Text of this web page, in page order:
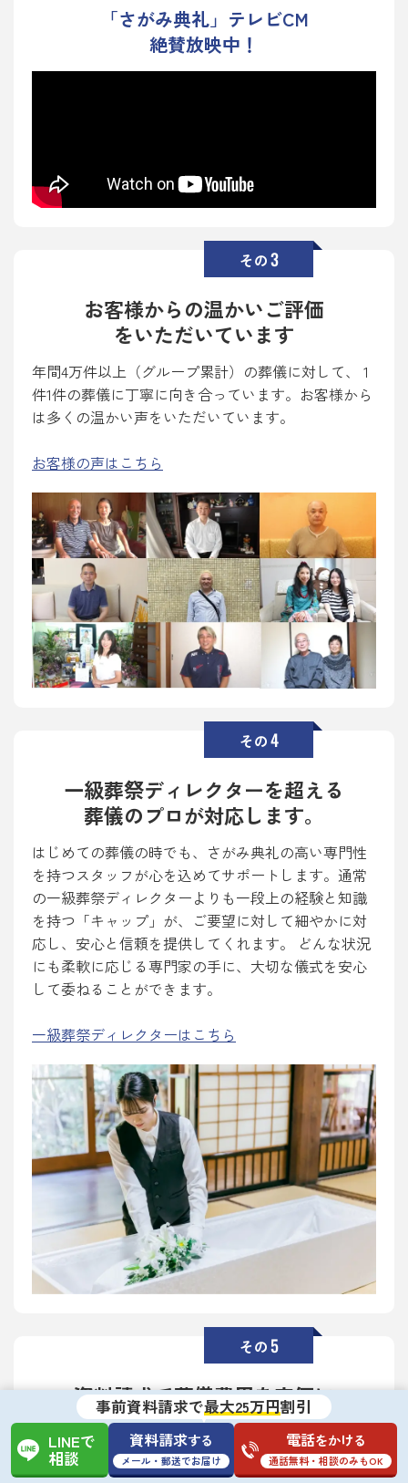
「さがみ典礼」テレビCM
絶賛放映中！
その3
お客様からの温かいご評価
をいただいています
年間4万件以上（グループ累計）の葬儀に対して、 1
件1件の葬儀に丁寧に向き合っています。お客様から
は多くの温かい声をいただいています。
お客様の声はこちら
その4
一級葬祭ディレクターを超える
葬儀のプロが対応します。
はじめての葬儀の時でも、さがみ典礼の高い専門性
を持つスタッフが心を込めてサポートします。通常
の一級葬祭ディレクターよりも一段上の経験と知識
を持つ「キャップ」が、ご要望に対して細やかに対
応し、安心と信頼を提供してくれます。 どんな状況
にも柔軟に応じる専門家の手に、大切な儀式を安心
して委ねることができます。
一級葬祭ディレクターはこちら
その5
資料請求で葬儀費用を安価に
さがみ典礼のお葬式は、お客様の状況や要望に合わ
せて物品やサービスを選べる、低価格で適正な価格
を実現しています。24時間365日、専門スタッフが会
事前資料請求で最大25万円割引
LINEで
相談
資料請求する
メール・郵送でお届け
電話をかける
通話無料・相談のみもOK